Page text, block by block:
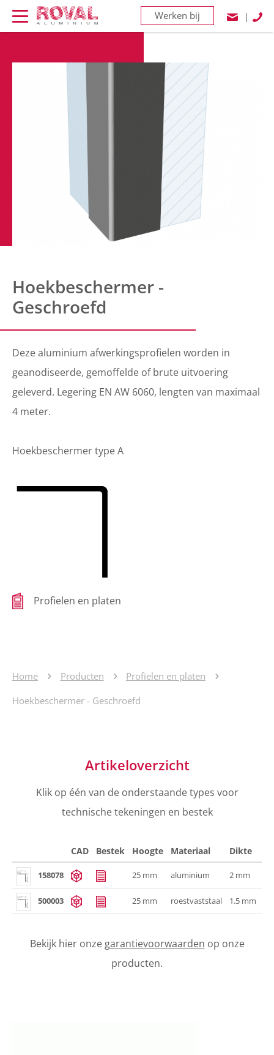
Werken bij |
Hoekbeschermer -
Geschroefd
Deze aluminium afwerkingsprofielen worden in
geanodiseerde, gemoffelde of brute uitvoering
geleverd. Legering EN AW 6060, lengten van maximaal
4 meter.
Hoekbeschermer type A
Profielen en platen
Home Producten Profielen en platen
Hoekbeschermer - Geschroefd
Artikeloverzicht
Klik op één van de onderstaande types voor
technische tekeningen en bestek
CAD Bestek Hoogte Materiaal Dikte
158078 25 mm aluminium 2 mm
500003 25 mm roestvaststaal 1.5 mm
Bekijk hier onze garantievoorwaarden op onze
producten.